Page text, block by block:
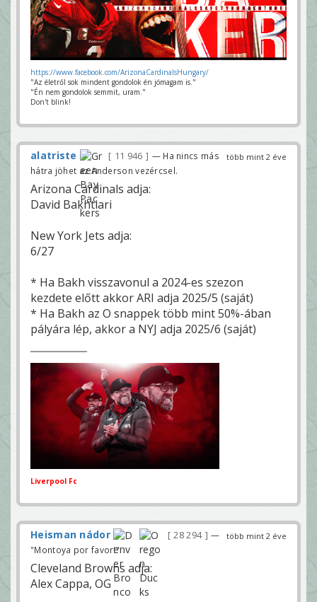
https://www.facebook.com/ArizonaCardinalsHungary/
"Az életről sok mindent gondolok én jómagam is."
"Én nem gondolok semmit, uram."
Don't blink!
több mint 2 éve
alatriste 11 946
— Ha nincs más
hátra jöhet az Anderson vezércsel.
Arizona Cardinals adja:
David Bakhtiari
New York Jets adja:
6/27
* Ha Bakh visszavonul a 2024-es szezon
kezdete előtt akkor ARI adja 2025/5 (saját)
* Ha Bakh az O snappek több mint 50%-ában
pályára lép, akkor a NYJ adja 2025/6 (saját)
Liverpool Fc
több mint 2 éve
Heisman nádor 28 294
—
"Montoya por favor!"
Cleveland Browns adja:
Alex Cappa, OG